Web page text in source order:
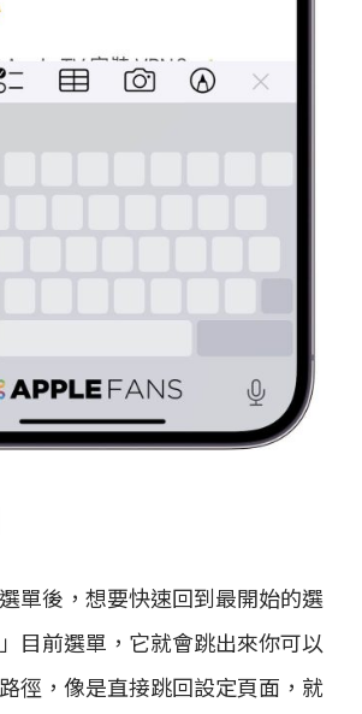
單後，想要快速回到最開始的選
目前選單，它就會跳出來你可以
徑，像是直接跳回設定頁面，就